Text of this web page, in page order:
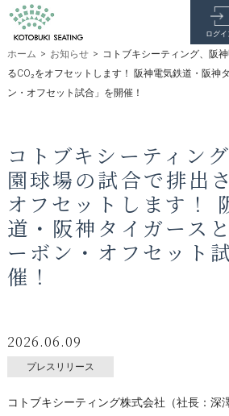
ログイ
ホーム > お知らせ > コトブキシーティング、阪
るCO₂をオフセットします！ 阪神電気鉄道・阪神
ン・オフセット試合」を開催！
コトブキシーティン
園球場の試合で排出
オフセットします！
道・阪神タイガース
ーボン・オフセット
催！
2026.06.09
プレスリリース
コトブキシーティング株式会社（社長：